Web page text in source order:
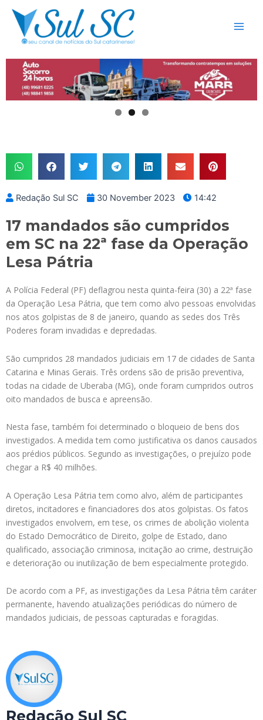
Skip
content
Redação Sul SC 30 November 2023 14:42
17 mandados são cumpridos
em SC na 22ª fase da Operação
Lesa Pátria
A Polícia Federal (PF) deflagrou nesta quinta-feira (30) a 22ª fase
da Operação Lesa Pátria, que tem como alvo pessoas envolvidas
nos atos golpistas de 8 de janeiro, quando as sedes dos Três
Poderes foram invadidas e depredadas.
São cumpridos 28 mandados judiciais em 17 de cidades de Santa
Catarina e Minas Gerais. Três ordens são de prisão preventiva,
todas na cidade de Uberaba (MG), onde foram cumpridos outros
oito mandados de busca e apreensão.
Nesta fase, também foi determinado o bloqueio de bens dos
investigados. A medida tem como justificativa os danos causados
aos prédios públicos. Segundo as investigações, o prejuízo pode
chegar a R$ 40 milhões.
A Operação Lesa Pátria tem como alvo, além de participantes
diretos, incitadores e financiadores dos atos golpistas. Os fatos
investigados envolvem, em tese, os crimes de abolição violenta
do Estado Democrático de Direito, golpe de Estado, dano
qualificado, associação criminosa, incitação ao crime, destruição
e deterioração ou inutilização de bem especialmente protegido.
De acordo com a PF, as investigações da Lesa Pátria têm caráter
permanente, havendo atualizações periódicas do número de
mandados judiciais, de pessoas capturadas e foragidas.
Redação Sul SC